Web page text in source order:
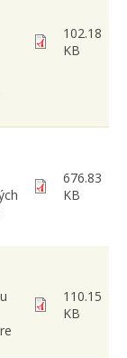
102.18
KB
676.83
KB
110.15
KB